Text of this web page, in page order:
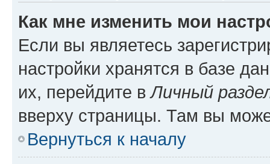
Как мне изменить мои
Если вы являетесь
настройки хранятся в базе
их, перейдите вЛичный
вверху страницы. Там вы
Вернуться к началу